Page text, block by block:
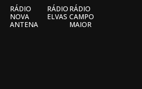
RÁDIO
NOVA
ANTENA
RÁDIO
ELVAS
RÁDIO
CAMPO
MAIOR